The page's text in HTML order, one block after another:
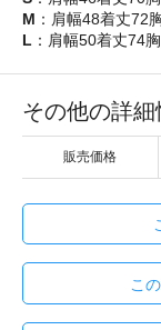
M ：肩幅48着丈72
L ：肩幅50着丈74
その他の詳細
販売価格
こ